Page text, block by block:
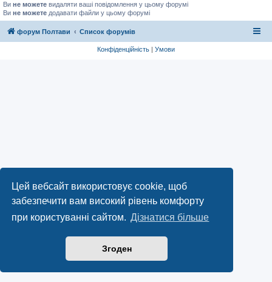
Цей вебсайт використовує cookie, щоб
забезпечити вам високий рівень комфорту
при користуванні сайтом. Дізнатися більше
Згоден
Ви не можете видаляти ваші повідомлення у цьому форумі
Ви не можете додавати файли у цьому форумі
форум Полтави Список форумів
Конфіденційність | Умови